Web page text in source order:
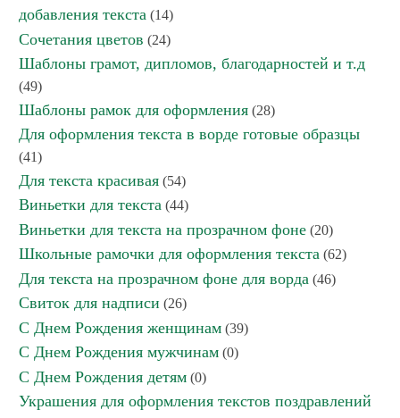
добавления текста (14)
Сочетания цветов (24)
Шаблоны грамот, дипломов, благодарностей и т.д
(49)
Шаблоны рамок для оформления (28)
Для оформления текста в ворде готовые образцы
(41)
Для текста красивая (54)
Виньетки для текста (44)
Виньетки для текста на прозрачном фоне (20)
Школьные рамочки для оформления текста (62)
Для текста на прозрачном фоне для ворда (46)
Свиток для надписи (26)
С Днем Рождения женщинам (39)
С Днем Рождения мужчинам (0)
С Днем Рождения детям (0)
Украшения для оформления текстов поздравлений